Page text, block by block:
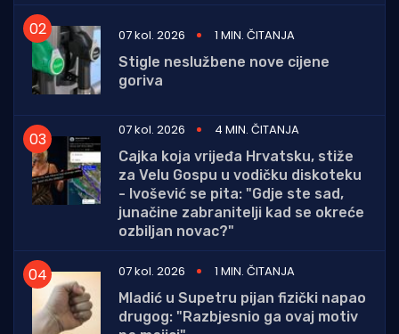
07 kol. 2026
1 MIN. ČITANJA
Stigle neslužbene nove cijene
goriva
07 kol. 2026
4 MIN. ČITANJA
Cajka koja vrijeđa Hrvatsku, stiže
za Velu Gospu u vodičku diskoteku
- Ivošević se pita: "Gdje ste sad,
junačine zabranitelji kad se okreće
ozbiljan novac?"
07 kol. 2026
1 MIN. ČITANJA
Mladić u Supetru pijan fizički napao
drugog: "Razbjesnio ga ovaj motiv